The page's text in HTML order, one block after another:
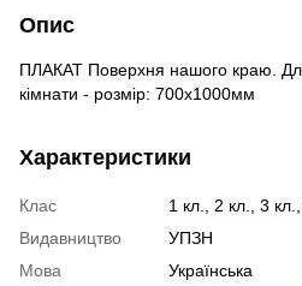
Опис
ПЛАКАТ Поверхня нашого краю.
кімнати - розмір: 700x1000мм
Характеристики
Клас
1 кл., 2 кл., 3 кл.,
Видавництво
УПЗН
Мова
Українська